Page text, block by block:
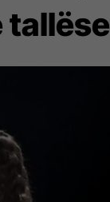
tallëse